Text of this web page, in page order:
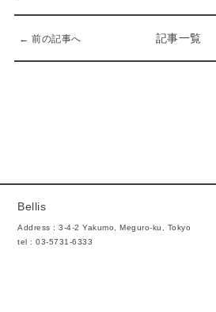
← 前の記事へ 記事一覧
Bellis
Address : 3-4-2 Yakumo, Meguro-ku, Tokyo
tel : 03-5731-6333